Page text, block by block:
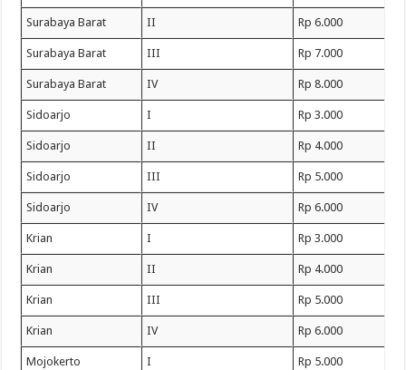
Surabaya Barat II Rp 6.000
Surabaya Barat III Rp 7.000
Surabaya Barat IV Rp 8.000
Sidoarjo I Rp 3.000
Sidoarjo II Rp 4.000
Sidoarjo III Rp 5.000
Sidoarjo IV Rp 6.000
Krian I Rp 3.000
Krian II Rp 4.000
Krian III Rp 5.000
Krian IV Rp 6.000
Mojokerto I Rp 5.000